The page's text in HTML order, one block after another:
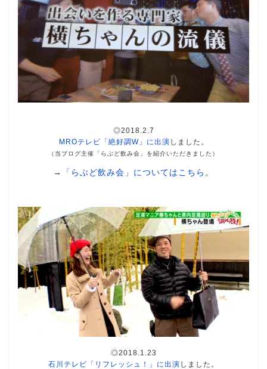
◎2018.2.7
MROテレビ「絶好調W」に出演 しました。
（当ブログ主催「らぶど飲み会」を紹介いただきました）
→ 「らぶど飲み会」についてはこちら 。
◎2018.1.23
石川テレビ「リフレッシュ！」に出演 しました。